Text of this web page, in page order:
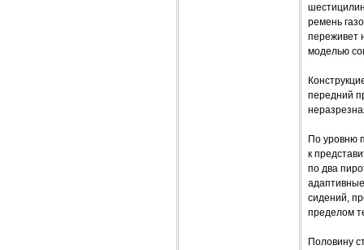
ремень
переживет
моделью
передний
По уровню
к
по два
сидений,
пределом
Половину